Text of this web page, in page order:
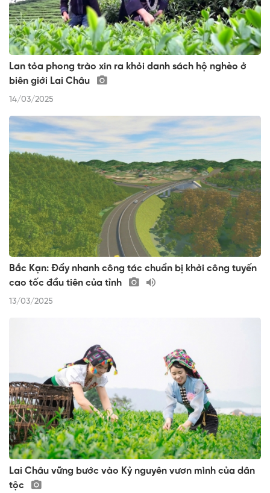
Lan tỏa phong trào xin ra khỏi danh sách hộ nghèo ở
biên giới Lai Châu
14/03/2025
Bắc Kạn: Đẩy nhanh công tác chuẩn bị khởi công tuyến
cao tốc đầu tiên của tỉnh
13/03/2025
Lai Châu vững bước vào Kỷ nguyên vươn mình của dân
tộc